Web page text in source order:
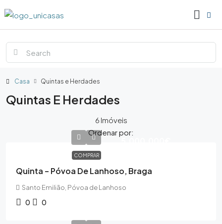
Casa Quintas e Herdades
Quintas E Herdades
6 Imóveis
Ordenar por:
COMPRAR
Quinta – Póvoa De Lanhoso, Braga
Santo Emilião, Póvoa de Lanhoso
0 0